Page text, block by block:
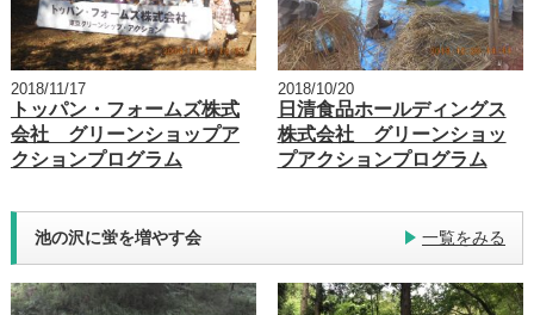
2018/11/17
トッパン・フォームズ株式
会社 グリーンショップア
クションプログラム
2018/10/20
日清食品ホールディングス
株式会社 グリーンショッ
プアクションプログラム
池の沢に蛍を増やす会 一覧をみる